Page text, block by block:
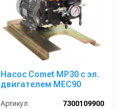
Насос Comet МР30 с эл.
двигателем MEC90
Артикул:
7300109900